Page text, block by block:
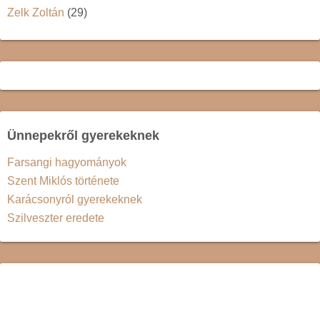
Zelk Zoltán (29)
Ünnepekről gyerekeknek
Farsangi hagyományok
Szent Miklós története
Karácsonyról gyerekeknek
Szilveszter eredete